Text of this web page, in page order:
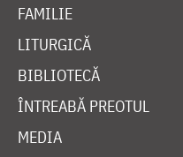
FAMILIE
LITURGICĂ
BIBLIOTECĂ
ÎNTREABĂ PREOTUL
MEDIA